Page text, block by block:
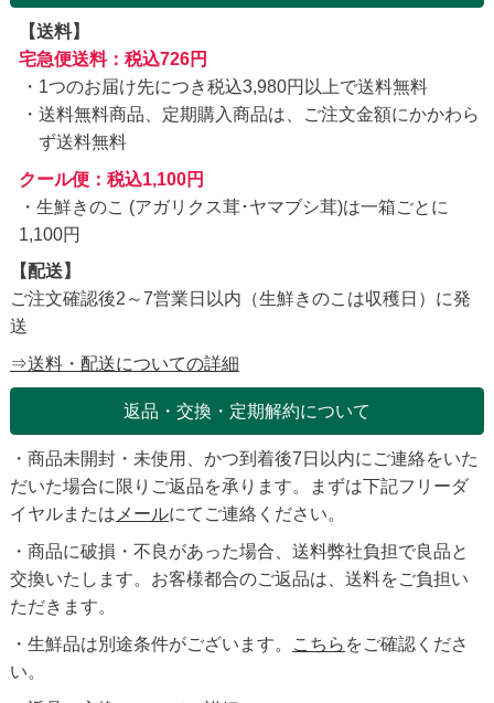
【送料】
宅急便送料：税込726円
1つのお届け先につき税込3,980円以上で送料無料
送料無料商品、定期購入商品は、ご注文金額にかかわら
ず送料無料
クール便：税込1,100円
・生鮮きのこ (アガリクス茸･ヤマブシ茸)は一箱ごとに
1,100円
【配送】
ご注文確認後2～7営業日以内（生鮮きのこは収穫日）に発
送
⇒送料・配送についての詳細
返品・交換・定期解約について
・商品未開封・未使用、かつ到着後7日以内にご連絡をいた
だいた場合に限りご返品を承ります。まずは下記フリーダ
イヤルまたは メールにてご連絡ください。
・商品に破損・不良があった場合、送料弊社負担で良品と
交換いたします。お客様都合のご返品は、送料をご負担い
ただきます。
・生鮮品は別途条件がございます。
こちら をご確認くださ
い。